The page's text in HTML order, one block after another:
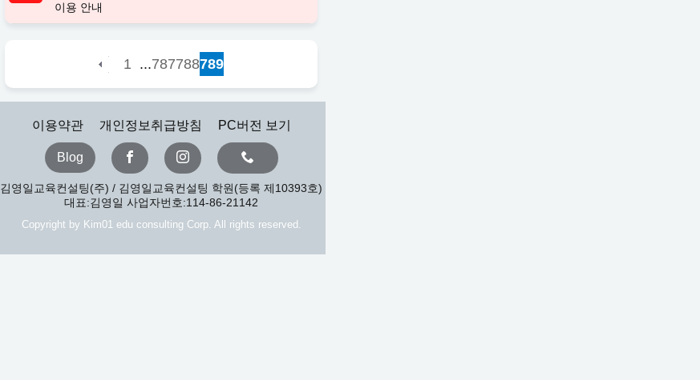
이용 안내
1 ...787788789
이용약관 개인정보취급방침 PC버전 보기
Blog
김영일교육컨설팅(주) / 김영일교육컨설팅 학원(등록 제10393호)
대표:김영일 사업자번호:114-86-21142
Copyright by Kim01 edu consulting Corp. All rights reserved.